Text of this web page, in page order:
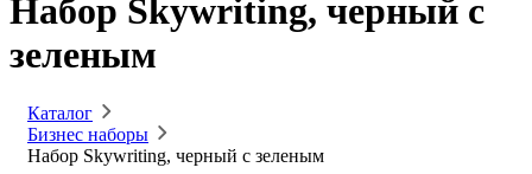
Набор Skywriting, черный с
зеленым
Каталог
Бизнес наборы
Набор Skywriting, черный с зеленым